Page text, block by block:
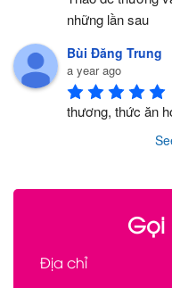
những lần sau
Bùi Đăng Trung
a year ago
thương, thức ăn
Gọi
Địa chỉ